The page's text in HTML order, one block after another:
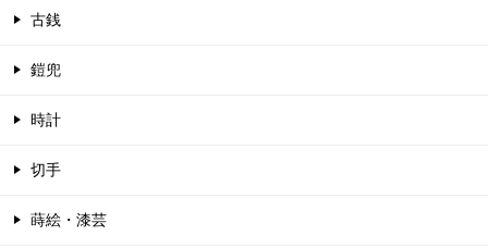
古銭
鎧兜
時計
切手
蒔絵・漆芸